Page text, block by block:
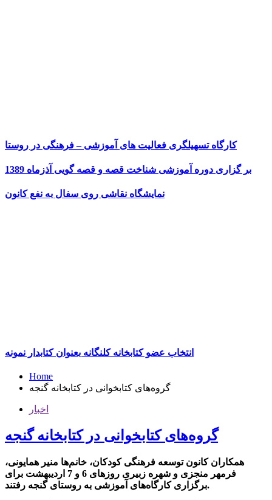
کارگاه تسهیلگری فعالیت های آموزشی – فرهنگی در روستا
بر گزاری دوره آموزشی شناخت قصه و قصه گویی آذزماه 1389
نمایشگاه نقاشی روی سفال به نفع کانون
انتخاب عضو کتابخانه کلنگانه بعنوان کتابدار نمونه
Home
گروه‌های کتابخوانی در کتابخانه گنجه
اخبار
گروه‌های کتابخوانی در کتابخانه گنجه
همکاران کانون توسعه فرهنگی کودکان، خانم‌ها منیر همایونی،
فرمهر منجزی و شهره زبیری روزهای 6 و 7 اردیبهشت برای
برگزاری کارگاه‌های آموزشی به روستای گنجه رفتند.